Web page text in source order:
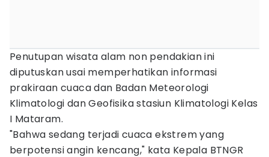
Penutupan wisata alam non pendakian ini
diputuskan usai memperhatikan informasi
prakiraan cuaca dan Badan Meteorologi
Klimatologi dan Geofisika stasiun Klimatologi Kelas
I Mataram.
"Bahwa sedang terjadi cuaca ekstrem yang
berpotensi angin kencang," kata Kepala BTNGR